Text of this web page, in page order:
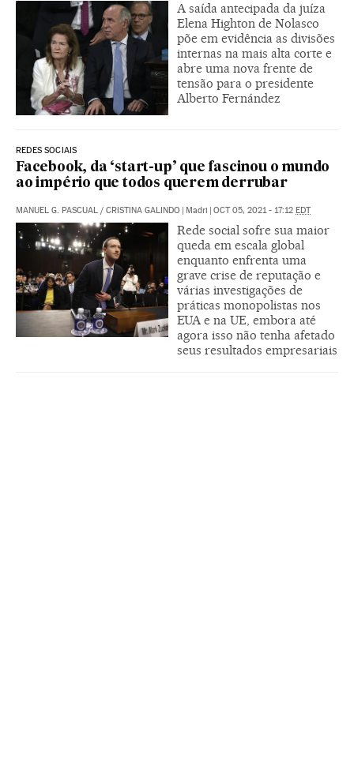
A saída antecipada da juíza
Elena Highton de Nolasco
põe em evidência as divisões
internas na mais alta corte e
abre uma nova frente de
tensão para o presidente
Alberto Fernández
REDES SOCIAIS
Facebook, da ‘start-up’ que fascinou o mundo
ao império que todos querem derrubar
MANUEL G. PASCUAL / CRISTINA GALINDO Madri OCT 05, 2021 - 17:12 EDT
Rede social sofre sua maior
queda em escala global
enquanto enfrenta uma
grave crise de reputação e
várias investigações de
práticas monopolistas nos
EUA e na UE, embora até
agora isso não tenha afetado
seus resultados empresariais